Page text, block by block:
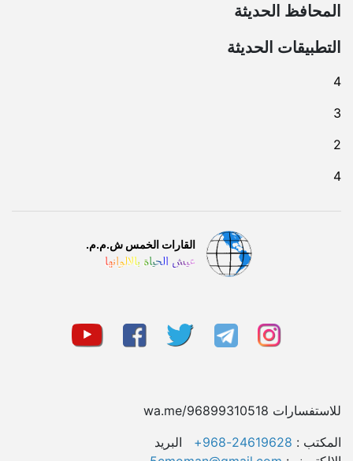
المحافظ الحديثة
التطبيقات الحديثة
4
3
2
4
القارات الخمس ش.م.م.
عيش الحياة بالالوانها
للاستفسارات wa.me/96899310518
المکتب : 24619628-968+
البريد